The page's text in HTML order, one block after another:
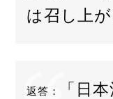
は召し上
返答：
「日